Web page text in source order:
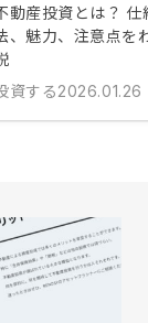
動産投資とは？ 仕
、魅力、注意点を
資する2026.01.26